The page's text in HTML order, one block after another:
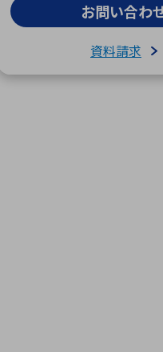
お問い合わ
資料請求